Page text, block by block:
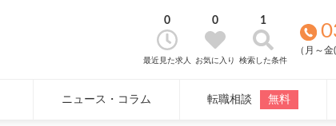
0
最近見た求人
0
お気に入り
1
検索した条件
（月～
ニュース・コラム 転職相談 無料